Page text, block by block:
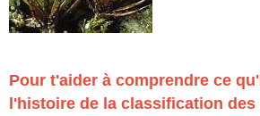
Pour t'aider à comprendre ce
l'histoire de la classification